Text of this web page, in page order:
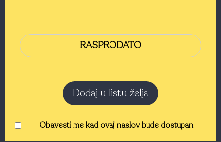
RASPRODATO
Dodaj u listu želja
Obavesti me kad ovaj naslov bude dostupan